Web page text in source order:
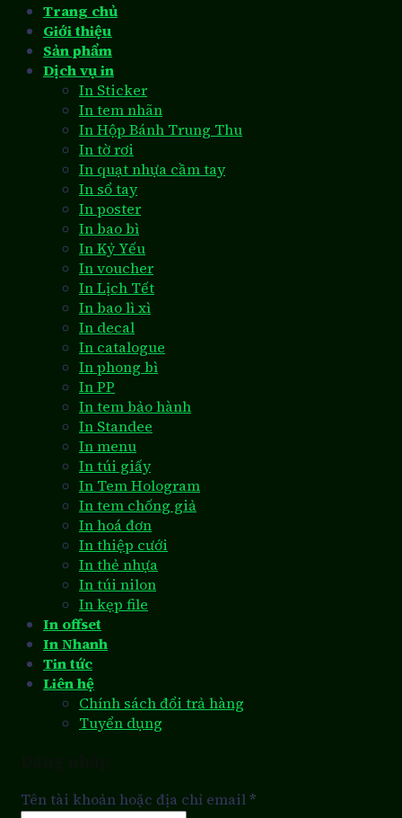
Trang chủ
Giới thiệu
Sản phẩm
Dịch vụ in
In Sticker
In tem nhãn
In Hộp Bánh Trung Thu
In tờ rơi
In quạt nhựa cầm tay
In sổ tay
In poster
In bao bì
In Kỷ Yếu
In voucher
In Lịch Tết
In bao lì xì
In decal
In catalogue
In phong bì
In PP
In tem bảo hành
In Standee
In menu
In túi giấy
In Tem Hologram
In tem chống giả
In hoá đơn
In thiệp cưới
In thẻ nhựa
In túi nilon
In kẹp file
In offset
In Nhanh
Tin tức
Liên hệ
Chính sách đổi trả hàng
Tuyển dụng
Tên tài khoản hoặc địa chỉ email*